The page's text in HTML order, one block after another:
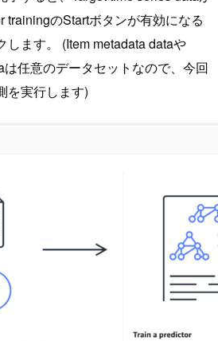
trainingのStartボタンが有効になる
します。 (Item metadata dataや
任意のデータセットなので、今回
を実行します)